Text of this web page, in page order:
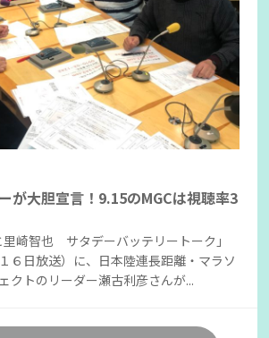
が大胆宣言！9.15のMGCは視聴率3
里崎智也 サタデーバッテリートーク」
６日放送）に、日本陸連長距離・マラソ
クトのリーダー瀬古利彦さんが...